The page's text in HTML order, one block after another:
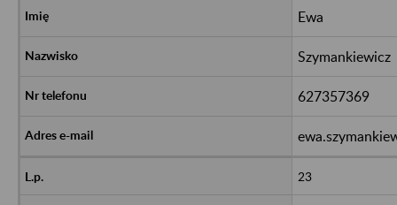
Ewa
Szymankiewicz
627357369
23